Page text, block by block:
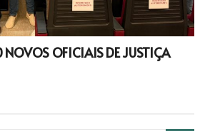
NOVOS OFICIAIS DE JUSTIÇA